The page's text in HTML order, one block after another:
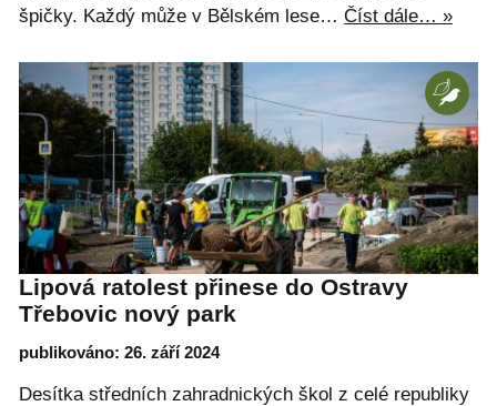
špičky. Každý může v Bělském lese… Číst dále… »
Lipová ratolest přinese do Ostravy
Třebovic nový park
publikováno: 26. září 2024
Desítka středních zahradnických škol z celé republiky